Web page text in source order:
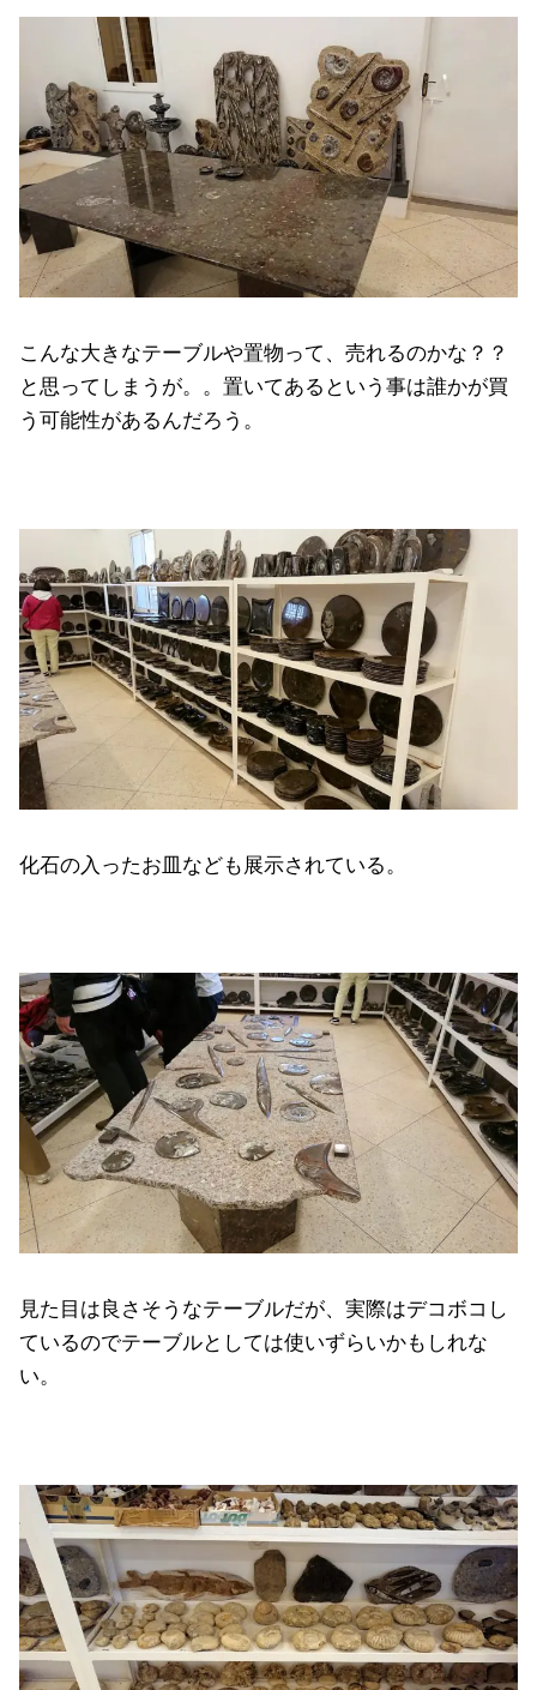
こんな大きなテーブルや置物って、売れるのかな？？
と思ってしまうが。。置いてあるという事は誰かが買
う可能性があるんだろう。
化石の入ったお皿なども展示されている。
見た目は良さそうなテーブルだが、実際はデコボコし
ているのでテーブルとしては使いずらいかもしれな
い。